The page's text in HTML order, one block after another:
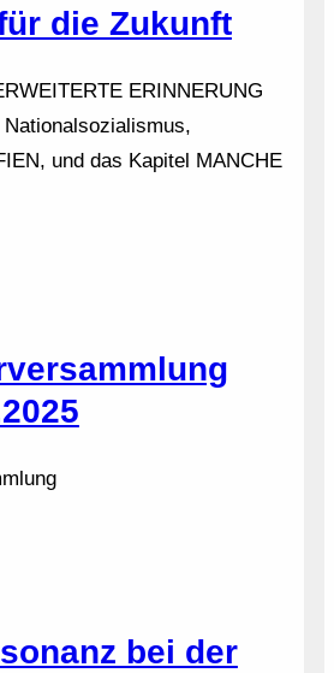
die Zukunft
ERINNERUNG
und das Kapitel MANCHE
bei der